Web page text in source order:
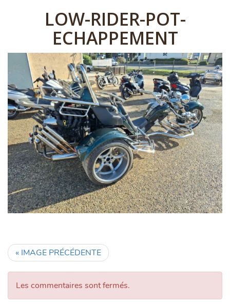
LOW-RIDER-POT-
ECHAPPEMENT
« IMAGE PRÉCÉDENTE
Les commentaires sont fermés.